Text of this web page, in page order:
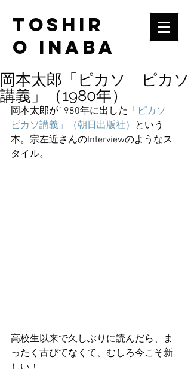
TOSHIR
O INABA
岡本太郎「ピカソ ピカソ
講義」（1980年）
岡本太郎が1980年に出した 「ピカソ
ピカソ講義」（朝日出版社） という
本。宗左近さんのInterviewのようなス
タイル。
高校生以来で久しぶりに読んだら、ま
ったく古びてなくて、むしろ今こそ新